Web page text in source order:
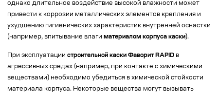
однако длительное воздействие высокой влажности может
привести к коррозии металлических элементов крепления и
ухудшению гигиенических характеристик внутренней оснастки
(например, впитывание влаги материалом корпуса каски).
При эксплуатации строительной каски Фаворит RAPID в
агрессивных средах (например, при контакте с химическими
веществами) необходимо убедиться в химической стойкости
материала корпуса. Некоторые вещества могут вызывать